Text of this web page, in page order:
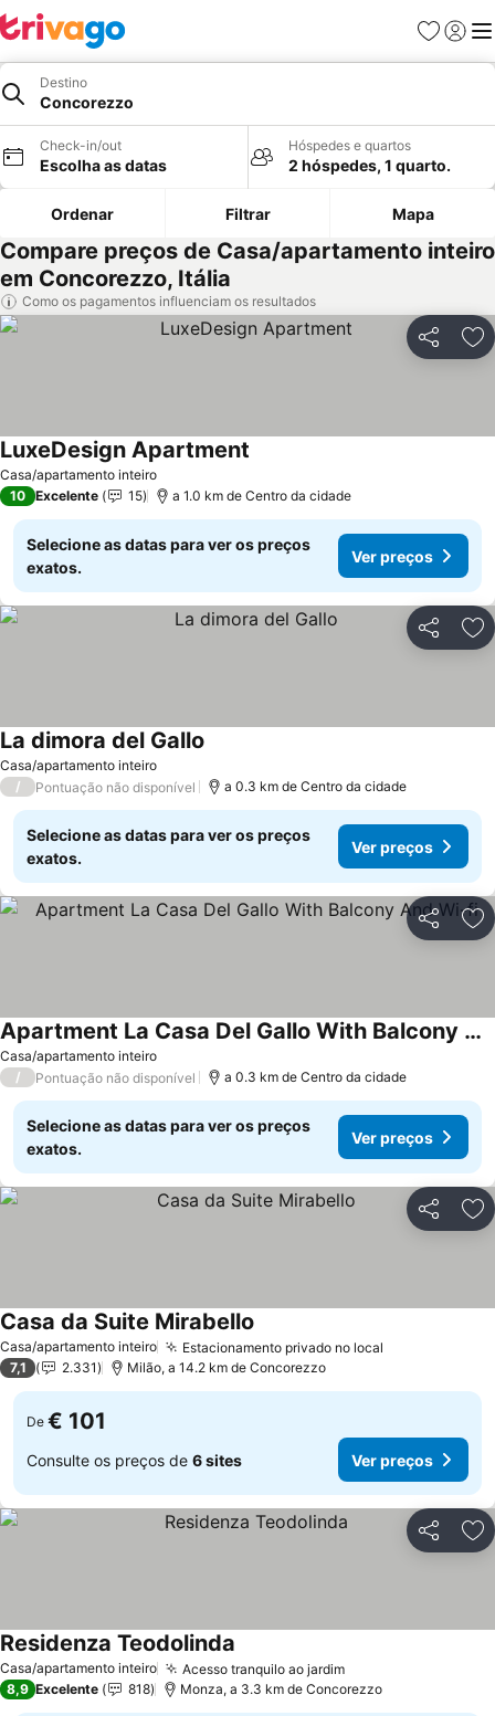
Favoritos
Iniciar
Destino
Concorezzo
Check-in/out
Escolha as datas
Hóspedes e quartos
2 hóspedes, 1 quarto.
Ordenar Filtrar Mapa
Compare preços de Casa/apartamento inteiro
em Concorezzo, Itália
Como os pagamentos influenciam os resultados
Partilhar
Casa/apartamento inteiro
LuxeDesign Apartment
10 Excelente 15 a 1.0 km de Centro da cidade
Selecione as datas para ver os preços
exatos.
Ver preços
Partilhar
Casa/apartamento inteiro
La dimora del Gallo
/ Pontuação não disponível a 0.3 km de Centro da cidade
Selecione as datas para ver os preços
exatos.
Ver preços
Partilhar
Casa/apartamento inteiro
Apartment La Casa Del Gallo With Balcony And Wi-fi
/ Pontuação não disponível a 0.3 km de Centro da cidade
Selecione as datas para ver os preços
exatos.
Ver preços
Partilhar
Casa/apartamento inteiro Estacionamento privado no local
Casa da Suite Mirabello
7,1 2.331 Milão, a 14.2 km de Concorezzo
De € 101
Consulte os preços de 6 sites Ver preços
Partilhar
Casa/apartamento inteiro Acesso tranquilo ao jardim
Residenza Teodolinda
8,9 Excelente 818 Monza, a 3.3 km de Concorezzo